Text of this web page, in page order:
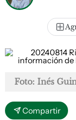
Foto: Inés
Compartir